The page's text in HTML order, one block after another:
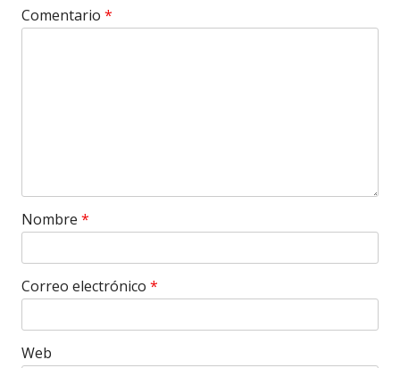
Comentario *
Nombre *
Correo electrónico *
Web